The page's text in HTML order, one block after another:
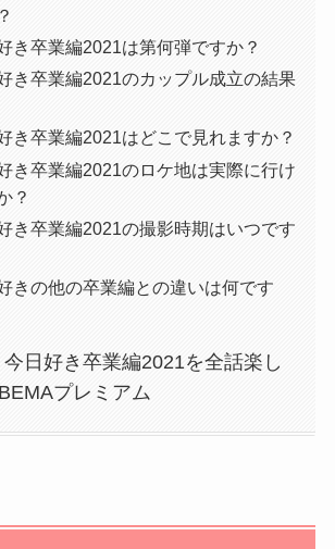
き卒業編2021は第何弾ですか？
き卒業編2021のカップル成立の結果
き卒業編2021はどこで見れますか？
き卒業編2021のロケ地は実際に行け
？
き卒業編2021の撮影時期はいつです
きの他の卒業編との違いは何です
今日好き卒業編2021を全話楽し
プレミアム